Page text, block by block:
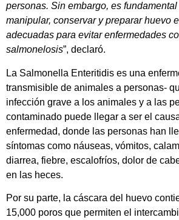
personas. Sin embargo, es fundamental
manipular, conservar y preparar huevo
adecuadas para evitar enfermedades
salmonelosis”, declaró.
La Salmonella Enteritidis es una
transmisible de animales a personas-
infección grave a los animales y a las
contaminado puede llegar a ser el
enfermedad, donde las personas han
síntomas como náuseas, vómitos,
diarrea, fiebre, escalofríos, dolor de
en las heces.
Por su parte, la cáscara del huevo
15,000 poros que permiten el